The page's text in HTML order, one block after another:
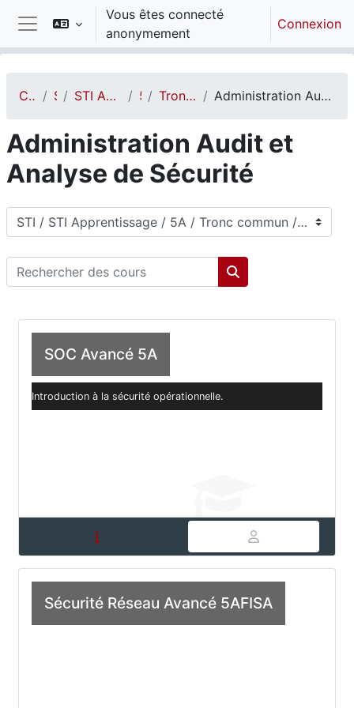
Passer au contenu principal
Panneau latéral
Vous êtes connecté
anonymement
Connexion
Cours STI STI Apprentissage 5A Tronc commun Administration Audit et Analyse de Sécurité
Administration Audit et
Analyse de Sécurité
Catégories de cours
Rechercher des cours
Rechercher des
SOC Avancé 5A
Introduction à la sécurité opérationnelle.
Sécurité Réseau Avancé 5AFISA